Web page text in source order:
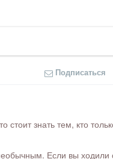
Подписаться
знать тем, кто
Если вы ходили